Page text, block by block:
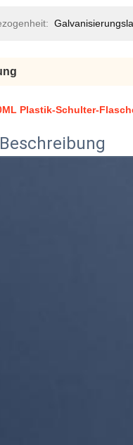
Plastik-Schulter-